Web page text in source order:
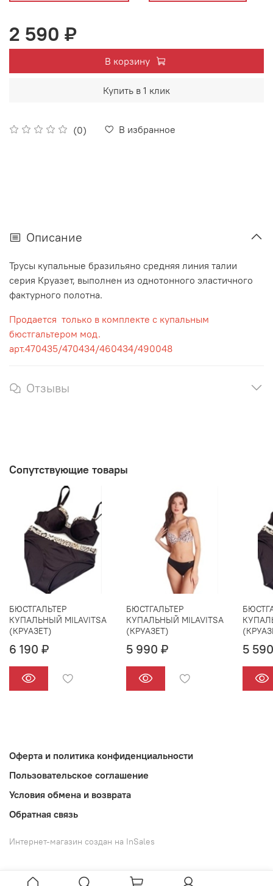
(0) В избранное
2 590 ₽
В корзину
Купить в 1 клик
Описание
Трусы купальные бразильяно средняя линия талии
серия Круазет, выполнен из однотонного эластичного
фактурного полотна.
Продается только в комплекте с купальным
бюстгальтером мод.
арт.470435/470434/460434/490048
Отзывы
Сопутствующие товары
БЮСТГАЛЬТЕР
КУПАЛЬНЫЙ MILAVITSA
(КРУАЗЕТ)
6 190 ₽
БЮСТГАЛЬТЕР
КУПАЛЬНЫЙ MILAVITSA
(КРУАЗЕТ)
5 990 ₽ 5
Оферта и политика конфиденциальности
Пользовательское соглашение
Условия обмена и возврата
Обратная связь
Интернет-магазин создан на InSales